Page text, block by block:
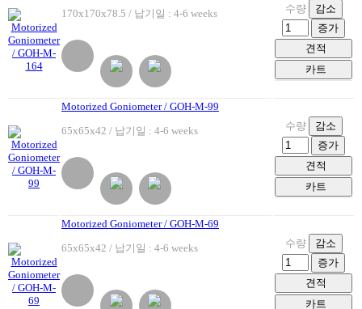
170x170x78.5 / 납기일 : 4-6 weeks
수량
감소
증가
견적
카트
Motorized Goniometer / GOH-M-99
65x65x42 / 납기일 : 4-6 weeks
수량
감소
증가
견적
카트
Motorized Goniometer / GOH-M-69
65x65x42 / 납기일 : 4-6 weeks
수량
감소
증가
견적
카트